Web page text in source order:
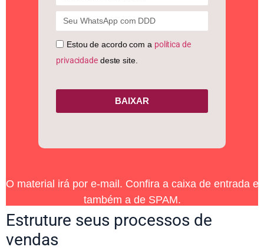
Estou de acordo com a política de
privacidadedeste site.
BAIXAR
O material irá por e-mail. Confira a caixa de entrada e
também a de SPAM.
Estruture seus processos de
vendas